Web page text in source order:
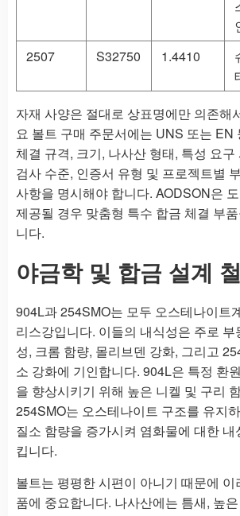
2507
S32750 1.4410
자재 사양은 절대로 상표명에만 의존해
요 볼트 구매 주문서에는 UNS 또는 EN
체결 규격, 크기, 나사산 형태, 특성 요
검사 수준, 인증서 유형 및 프로젝트별
사항을 명시해야 합니다. AODSON은
제공될 경우 맞춤형 특수 합금 체결 부
니다.
야금학 및 합금 설계
904L과 254SMO는 모두 오스테나이트
리스강입니다. 이들의 내식성은 주로 부
성, 크롬 함량, 몰리브덴 강화, 그리고
소 강화에 기인합니다. 904L은 특정 환
을 향상시키기 위해 높은 니켈 및 구리
254SMO는 오스테나이트 구조를 유지
질소 함량을 증가시켜 염화물에 대한 내
킵니다.
볼트는 평평한 시편이 아니기 때문에
품에 중요합니다. 나사산에는 틈새, 높